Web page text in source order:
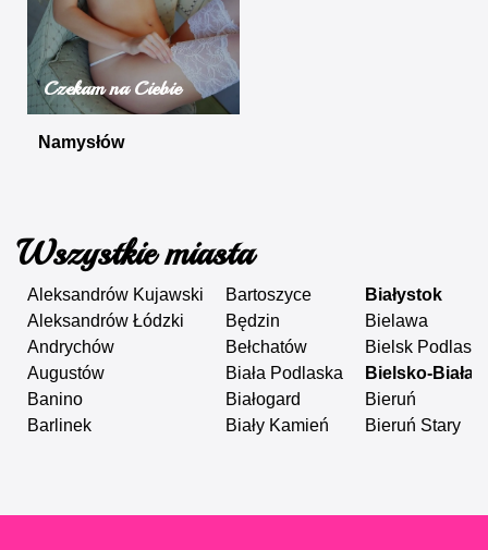
Czekam na Ciebie
Namysłów
Wszystkie miasta
Aleksandrów Kujawski
Aleksandrów Łódzki
Andrychów
Augustów
Banino
Barlinek
Bartoszyce
Będzin
Bełchatów
Biała Podlaska
Białogard
Biały Kamień
Białystok
Bielawa
Bielsk Podlaski
Bielsko-Biała
Bieruń
Bieruń Stary